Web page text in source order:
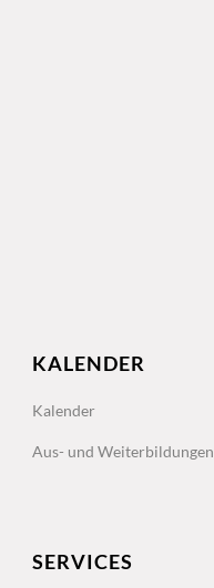
KALENDER
Kalender
Aus- und Weiterbildungen
SERVICES